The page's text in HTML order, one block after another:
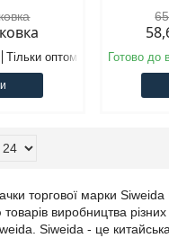
Тільки оптом Готово до
торгової марки
товарів виробництва
Siweida - це